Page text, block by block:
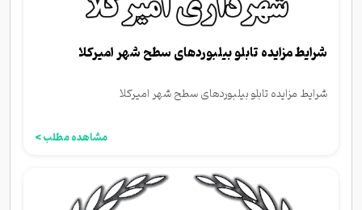
شرایط مزایده تابلو بیلبوردهای سطح شهر امیرکلا
شرایط مزایده تابلو بیلبوردهای سطح شهر امیرکلا
مشاهده مطلب >